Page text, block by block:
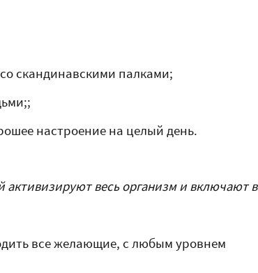
скандинавскими палками;
настроение на целый день.
активизируют весь организм и включают в
все желающие, с любым уровнем